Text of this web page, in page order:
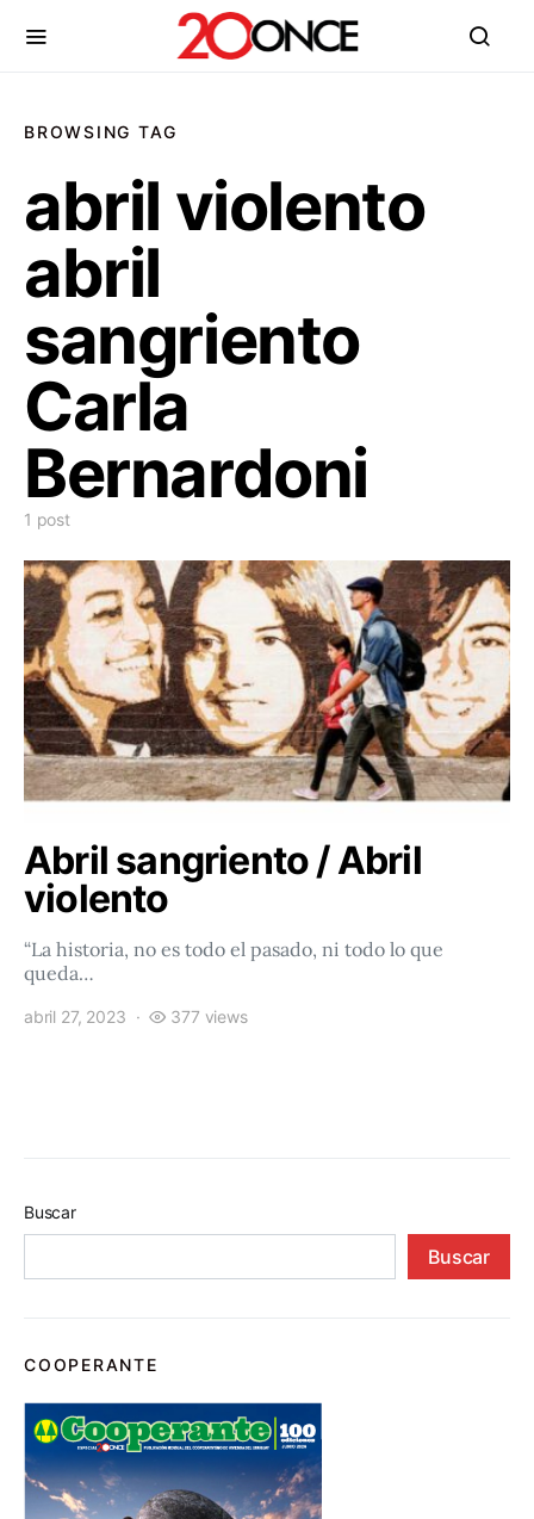
BROWSING TAG
abril violento
abril
sangriento
Carla
Bernardoni
1 post
Abril sangriento / Abril
violento
“La historia, no es todo el pasado, ni todo lo que
queda…
abril 27, 2023 377 views
Buscar
Buscar
COOPERANTE